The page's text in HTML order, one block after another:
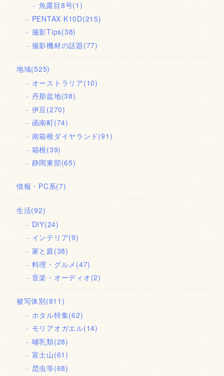
魚露目8号(1)
PENTAX K10D(215)
撮影Tips(38)
撮影機材の話題(77)
地域(525)
オーストラリア(10)
丹那盆地(38)
伊豆(270)
函南町(74)
南箱根ダイヤランド(91)
箱根(39)
静岡東部(65)
情報・PC系(7)
生活(92)
DIY(24)
インテリア(9)
家と庭(38)
料理・グルメ (47)
音楽・オーディオ(2)
被写体別(811)
ホタル特集(62)
モリアオガエル(14)
哺乳類(28)
富士山(61)
昆虫等(68)